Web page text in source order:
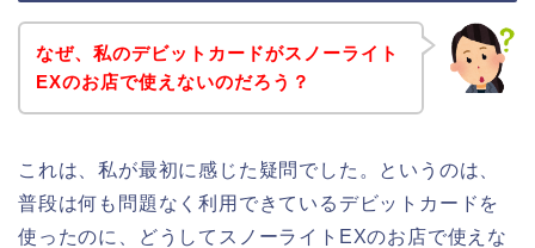
なぜ、私のデビットカードがスノーライト
EXのお店で使えないのだろう？
これは、私が最初に感じた疑問でした。というのは、
普段は何も問題なく利用できているデビットカードを
使ったのに、どうしてスノーライトEXのお店で使えな